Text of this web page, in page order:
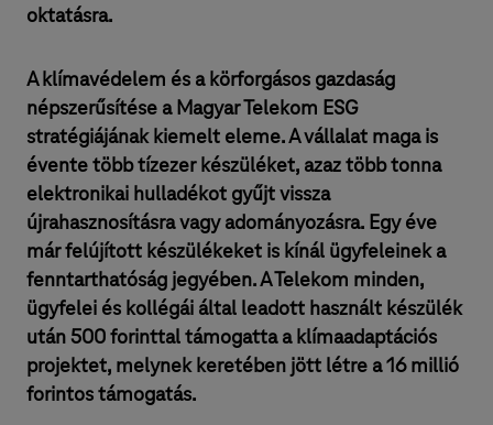
oktatásra.
A klímavédelem és a körforgásos gazdaság
népszerűsítése a Magyar Telekom ESG
stratégiájának kiemelt eleme. A vállalat maga is
évente több tízezer készüléket, azaz több tonna
elektronikai hulladékot gyűjt vissza
újrahasznosításra vagy adományozásra. Egy éve
már felújított készülékeket is kínál ügyfeleinek a
fenntarthatóság jegyében. A Telekom minden,
ügyfelei és kollégái által leadott használt készülék
után 500 forinttal támogatta a klímaadaptációs
projektet, melynek keretében jött létre a 16 millió
forintos támogatás.